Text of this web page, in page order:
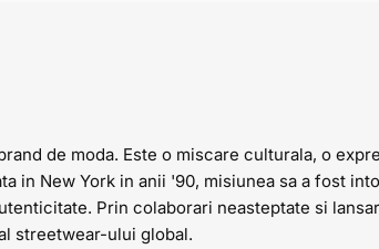
de moda. Este o miscare culturala, o
in New York in anii '90, misiunea sa a fost
Prin colaborari neasteptate si
streetwear-ului global.